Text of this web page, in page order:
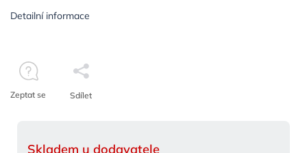
Skladem u dodavatele
Detailní informace
Zeptat se Sdílet